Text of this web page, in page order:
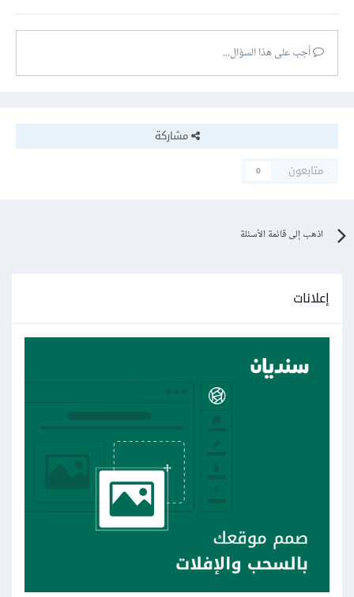
أجب على هذا السؤال...
مشاركة
متابعون
0
اذهب إلى قائمة الأسئلة
إعلانات